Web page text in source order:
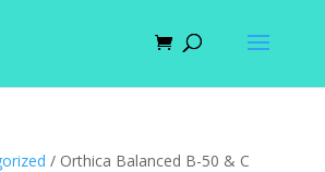
/ Orthica Balanced B-50 & C